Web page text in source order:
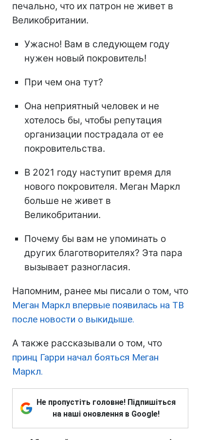
печально, что их патрон не живет в
Великобритании.
Ужасно! Вам в следующем году
нужен новый покровитель!
При чем она тут?
Она неприятный человек и не
хотелось бы, чтобы репутация
организации пострадала от ее
покровительства.
В 2021 году наступит время для
нового покровителя. Меган Маркл
больше не живет в
Великобритании.
Почему бы вам не упоминать о
других благотворителях? Эта пара
вызывает разногласия.
Напомним, ранее мы писали о том, что
Меган Маркл впервые появилась на ТВ
после новости о выкидыше.
А также рассказывали о том, что
принц Гарри начал бояться Меган
Маркл.
Не пропустіть головне! Підпишіться
на наші оновлення в Google!